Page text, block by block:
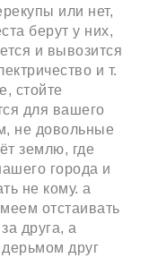
или нет,
берут у них,
и вывозится
и т.
стойте
для вашего
не довольные
землю, где
города и
не кому. а
отстаивать
друга, а
друг